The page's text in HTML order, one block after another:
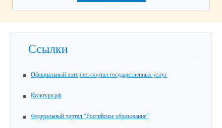
Ссылки
Официальный интернет-портал государственных услуг
Культура.рф
Федеральный портал "Российское образование"